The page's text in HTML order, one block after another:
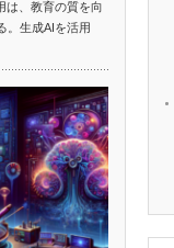
は、教育の質を向
。生成AIを活用